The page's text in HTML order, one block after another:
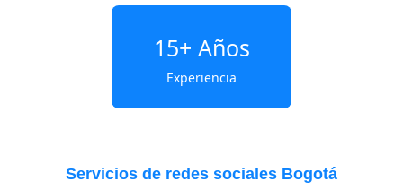
15+ Años
Experiencia
Servicios de redes sociales Bogotá